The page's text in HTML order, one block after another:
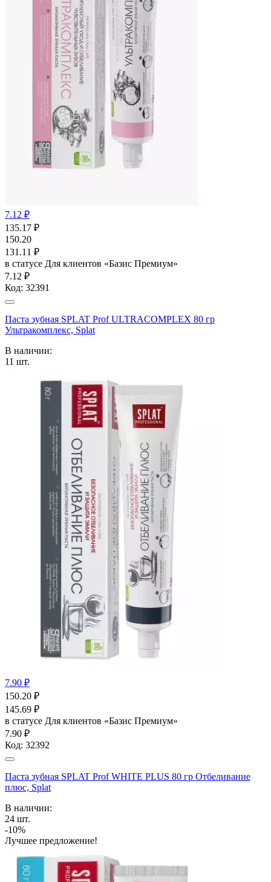
7.12 ₽
135.17 ₽
150.20
131.11 ₽
в статусе Для клиентов «Базис Премиум»
7.12 ₽
Код: 32391
Паста зубная SPLAT Prof ULTRACOMPLEX 80 гр
Ультракомплекс, Splat
В наличии:
11 шт.
7.90 ₽
150.20 ₽
145.69 ₽
в статусе Для клиентов «Базис Премиум»
7.90 ₽
Код: 32392
Паста зубная SPLAT Prof WHITE PLUS 80 гр Отбеливание
плюс, Splat
В наличии:
24 шт.
-10%
Лучшее предложение!